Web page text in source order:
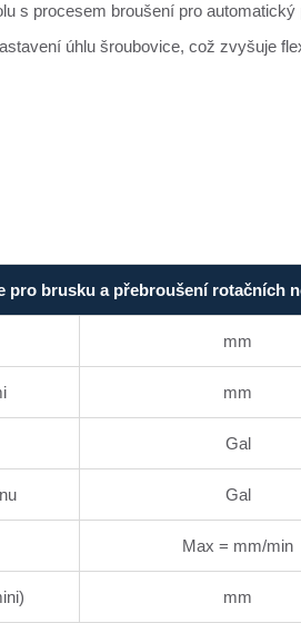
s procesem broušení pro
úhlu šroubovice, což zvyšuje
pro brusku a přebroušení rotačních
mm
mm
Gal
Gal
Max = mm/min
mm